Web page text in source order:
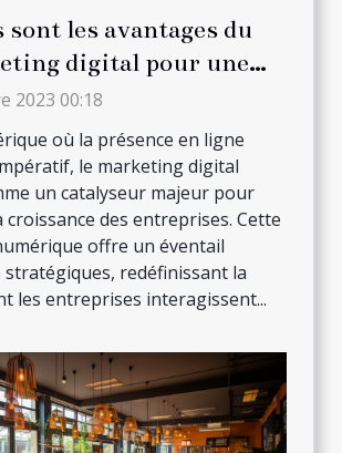
sont les avantages du
digital pour une
entreprise ?
2023 00:18
où la présence en ligne
le marketing digital
un catalyseur majeur pour
des entreprises. Cette
offre un éventail
stratégiques, redéfinissant la
les entreprises interagissent...